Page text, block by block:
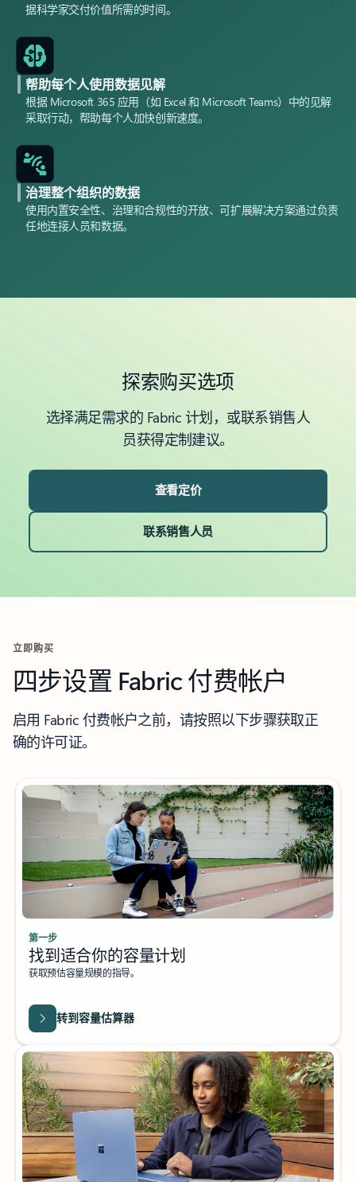
据科学家交付价值所需的时间。
帮助每个人使用数据见解
根据 Microsoft 365 应用（如 Excel 和 Microsoft Teams）中的见解
采取行动，帮助每个人加快创新速度。
治理整个组织的数据
使用内置安全性、治理和合规性的开放、可扩展解决方案通过负责
任地连接人员和数据。
探索购买选项
选择满足需求的 Fabric 计划，或联系销售人
员获得定制建议。
查看定价
联系销售人员
立即购买
四步设置 Fabric 付费帐户
启用 Fabric 付费帐户之前，请按照以下步骤获取正
确的许可证。
第一步
找到适合你的容量计划
获取预估容量规模的指导。
转到容量估算器